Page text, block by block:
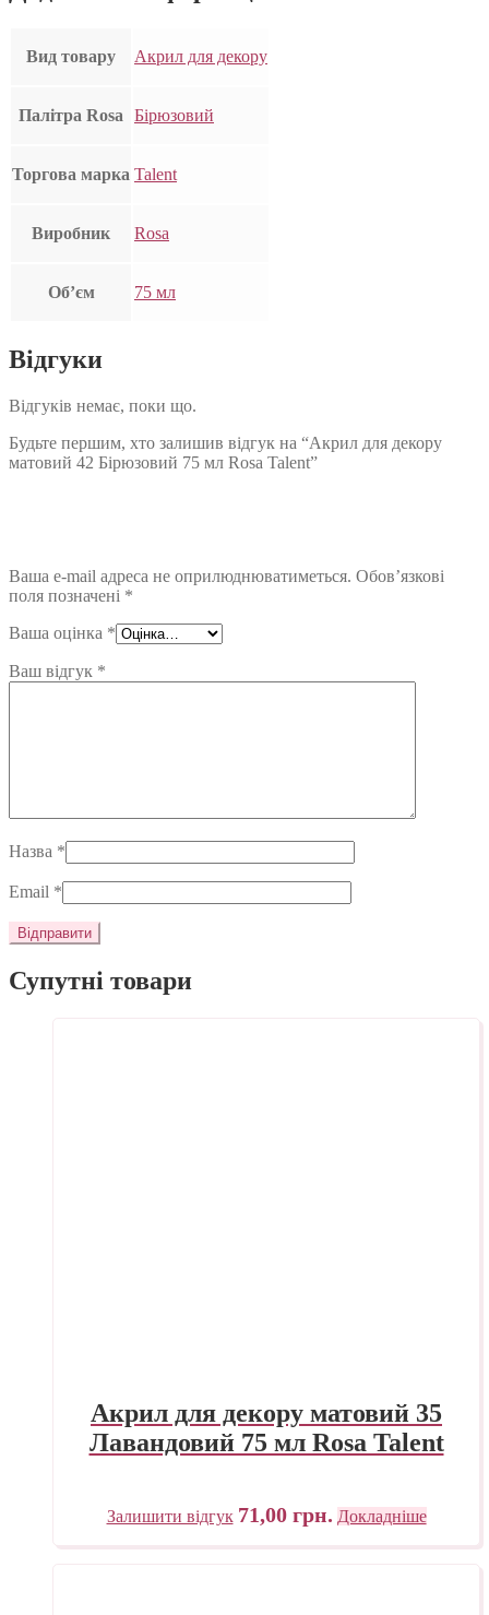
Вид товару Акрил для декору
Палітра Rosa Бірюзовий
Торгова марка Talent
Виробник Rosa
Об’єм 75 мл
Відгуки
Відгуків немає, поки що.
Будьте першим, хто залишив відгук на “Акрил для декору
матовий 42 Бірюзовий 75 мл Rosa Talent”
Ваша e-mail адреса не оприлюднюватиметься. Обов’язкові
поля позначені *
Ваша оцінка *
Ваш відгук *
Назва *
Email *
Супутні товари
Акрил для декору матовий 35
Лавандовий 75 мл Rosa Talent
Залишити відгук 71,00 грн. Докладніше